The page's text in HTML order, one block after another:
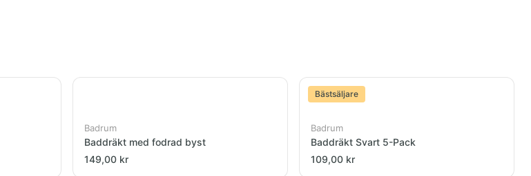
Badrum
Baddräkt med fodrad byst
149,00 kr
Bästsäljare
Badrum
Baddräkt Svart 5-Pack
109,00 kr